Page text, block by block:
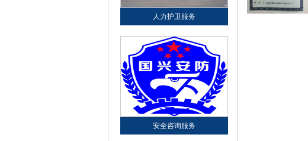
人力护卫服务
安全咨询服务